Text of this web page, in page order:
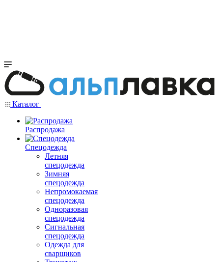
Каталог
Распродажа
Спецодежда
Летняя
спецодежда
Зимняя
спецодежда
Непромокаемая
спецодежда
Одноразовая
спецодежда
Сигнальная
спецодежда
Одежда для
сварщиков